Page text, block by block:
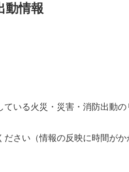
動情報
いる火災・災害・消防出動
さい（情報の反映に時間がか